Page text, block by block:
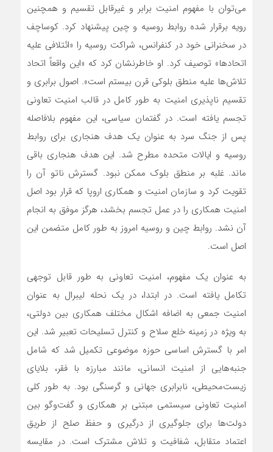
می‌توان با مفهوم امنیت برابر و غیرقابل تقسیم و همچنین
رویه برقرار شده روابط روسیه و چین پیشنهاد کرد. کوساچف
در سخنرانی خود در کنفرانس، شراکت روسیه را «ائتلافی علیه
اتحادها» توصیف کرد. او خاطرنشان کرد که «این واقعاً اتحاد
تلاش‌ها علیه منطق بلوکی قرن بیستم است». اصول برابری و
تقسیم ناپذیری امنیت به طور کامل در قالب امنیت تعاونی
تجسم یافته است. در گفتمان سیاسی، این مفهوم بلافاصله
پس از جنگ سرد به عنوان یک هدف هنجاری برای روابط
روسیه و ایالات متحده مطرح شد. این هدف هنجاری باقی
ماند. غلبه بر منطق بلوک ممکن نبود. گسترش ناتو آن را
تقویت کرد و سازمان امنیت و همکاری اروپا که قرار بود اصل
امنیت همکاری را در عمل تجسم بخشد، هرگز موفق به انجام
آن نشد. روابط چین و روسیه امروز به طور کامل متضمن این
اصل است.
به عنوان یک مفهوم، امنیت تعاونی به طور قابل توجهی
تکامل یافته است. در ابتدا، در یک نحله لیبرال به عنوان
امنیت جمعی به اضافه اشکال مختلف همکاری بین دولتی،
به ویژه در زمینه خلع سلاح و کنترل تسلیحات تعبیر شد. این
امر با گسترش اساسی حوزه موضوعی تکمیل شد که شامل
جنبه‌هایی از امنیت انسانی، مانند مبارزه با فقر، بلایای
زیست‌محیطی، نابرابری جهانی و گرسنگی بود. به طور کلی
امنیت تعاونی سیستمی مبتنی بر همکاری و گفت‌وگو بین
دولت‌ها برای جلوگیری از درگیری و حفظ صلح از طریق
اعتماد متقابل، شفافیت و تلاش مشترک است. در مقایسه